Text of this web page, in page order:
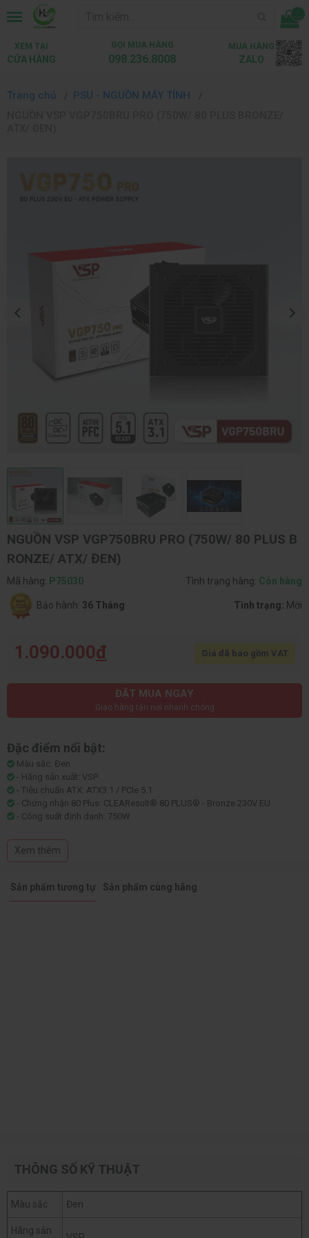
...
XEM TẠI
CỬA HÀNG
GỌI MUA HÀNG
098.236.8008
MUA HÀNG
ZALO
Trang chủ
PSU - NGUỒN MÁY TÍNH
NGUỒN VSP VGP750BRU PRO (750W/ 80 PLUS B
RONZE/ ATX/ ĐEN)
Mã hàng: P75030 Tình trạng hàng: Còn hàng
Bảo hành: 36 Tháng Tình trạng: Mới
1.090.000đ Giá đã bao gồm VAT
ĐẶT MUA NGAY
Giao hàng tận nơi nhanh chóng
Đặc điểm nổi bật:
Màu sắc: Đen
- Hãng sản xuất: VSP
- Tiêu chuẩn ATX: ATX3.1 / PCIe 5.1
- Chứng nhận 80 Plus: CLEAResult® 80 PLUS® - Bronze 230V EU
- Công suất định danh: 750W
- Kích thước: ATX - 165 x 150 x 86 (mm)
Xem thêm
Sản phẩm tương tự Sản phẩm cùng hãng
THÔNG SỐ KỸ THUẬT
Màu sắc Đen
Hãng sản